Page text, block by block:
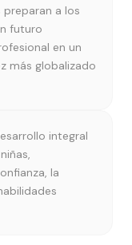
preparan a los
futuro
en un
más globalizado
integral
la